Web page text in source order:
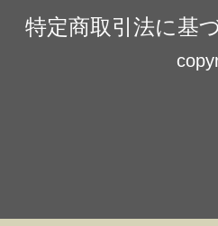
特定商取引法に基